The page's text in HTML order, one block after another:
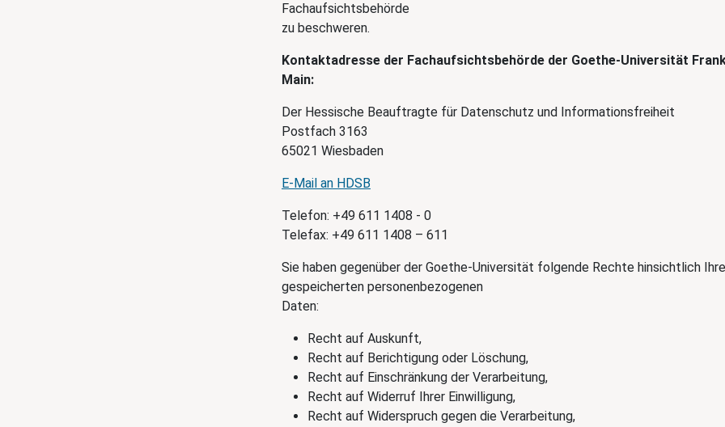
Fachaufsichtsbehörde
zu beschweren.
Kontaktadresse der Fachaufsichtsbehörde der Goethe-Universität
Main:
Der Hessische Beauftragte für Datenschutz und Informationsfreiheit
Postfach 3163
65021 Wiesbaden
E-Mail an HDSB
Telefon: +49 611 1408 - 0
Telefax: +49 611 1408 – 611
Sie haben gegenüber der Goethe-Universität folgende Rechte hinsichtlich
gespeicherten personenbezogenen
Daten:
Recht auf Auskunft,
Recht auf Berichtigung oder Löschung,
Recht auf Einschränkung der Verarbeitung,
Recht auf Widerruf Ihrer Einwilligung,
Recht auf Widerspruch gegen die Verarbeitung,